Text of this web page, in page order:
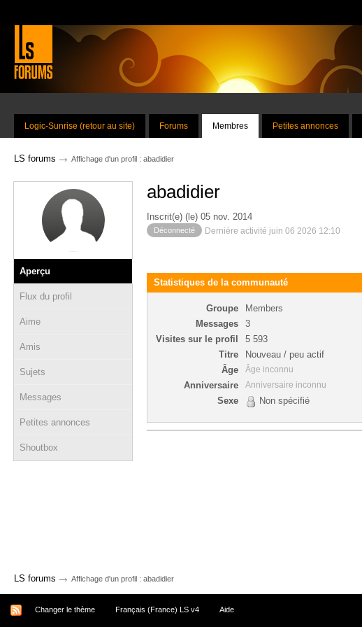
Logic-Sunrise (retour au site) Forums Membres Petites annonces
LS forums → Affichage d'un profil : abadidier
Aperçu
Flux du profil
Aime
Amis
Sujets
Messages
Petites annonces
Shoutbox
abadidier
Inscrit(e) (le) 05 nov. 2014
Déconnecté Dernière activité juin 06 2026 12:10
Statistiques de la communauté
Groupe
Members
Messages
3
Visites sur le profil
5 593
Titre
Nouveau / peu actif
Âge
Âge inconnu
Anniversaire Anniversaire inconnu
Sexe Non spécifié
LS forums → Affichage d'un profil : abadidier
Changer le thème Français (France) LS v4 Aide